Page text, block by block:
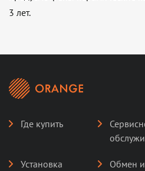
3 лет.
Где купить
Установка Обмен